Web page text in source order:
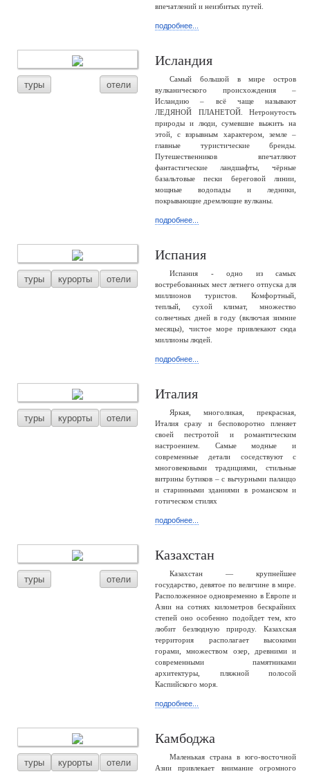
впечатлений и неизбитых путей.
подробнее...
туры отели
Исландия
Самый большой в мире остров
вулканического происхождения –
Исландию – всё чаще называют
ЛЕДЯНОЙ ПЛАНЕТОЙ. Нетронутость
природы и люди, сумевшие выжить на
этой, с взрывным характером, земле –
главные туристические бренды.
Путешественников впечатляют
фантастические ландшафты, чёрные
базальтовые пески береговой линии,
мощные водопады и ледники,
покрывающие дремлющие вулканы.
подробнее...
туры курорты отели
Испания
Испания - одно из самых
востребованных мест летнего отпуска для
миллионов туристов. Комфортный,
теплый, сухой климат, множество
солнечных дней в году (включая зимние
месяцы), чистое море привлекают сюда
миллионы людей.
подробнее...
туры курорты отели
Италия
Яркая, многоликая, прекрасная,
Италия сразу и бесповоротно пленяет
своей пестротой и романтическим
настроением. Самые модные и
современные детали соседствуют с
многовековыми традициями, стильные
витрины бутиков – с вычурными палаццо
и старинными зданиями в романском и
готическом стилях
подробнее...
туры отели
Казахстан
Казахстан — крупнейшее
государство, девятое по величине в мире.
Расположенное одновременно в Европе и
Азии на сотнях километров бескрайних
степей оно особенно подойдет тем, кто
любит безлюдную природу. Казахская
территория располагает высокими
горами, множеством озер, древними и
современными памятниками
архитектуры, пляжной полосой
Каспийского моря.
подробнее...
туры курорты отели
Камбоджа
Маленькая страна в юго-восточной
Азии привлекает внимание огромного